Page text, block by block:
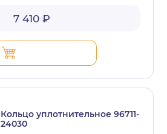
7 410 ₽
Кольцо уплотнительное 96711-
24030